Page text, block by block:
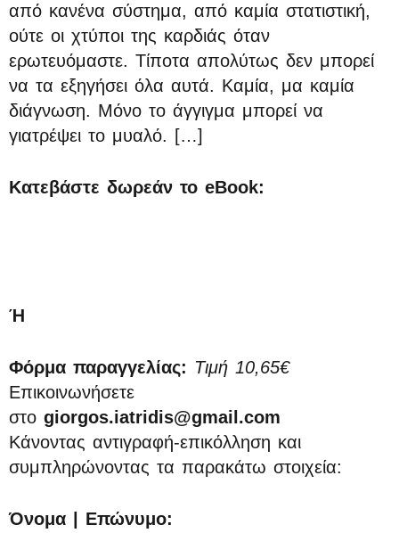
από κανένα σύστημα, από καμία στατιστική,
ούτε οι χτύποι της καρδιάς όταν
ερωτευόμαστε. Τίποτα απολύτως δεν μπορεί
να τα εξηγήσει όλα αυτά. Καμία, μα καμία
διάγνωση. Μόνο το άγγιγμα μπορεί να
γιατρέψει το μυαλό. […]
Κατεβάστε δωρεάν το eBook:
Ή
Φόρμα παραγγελίας: Τιμή 10,65€
Επικοινωνήσετε
στο giorgos.iatridis@gmail.com
Κάνοντας αντιγραφή-επικόλληση και
συμπληρώνοντας τα παρακάτω στοιχεία:
Όνομα | Επώνυμο: